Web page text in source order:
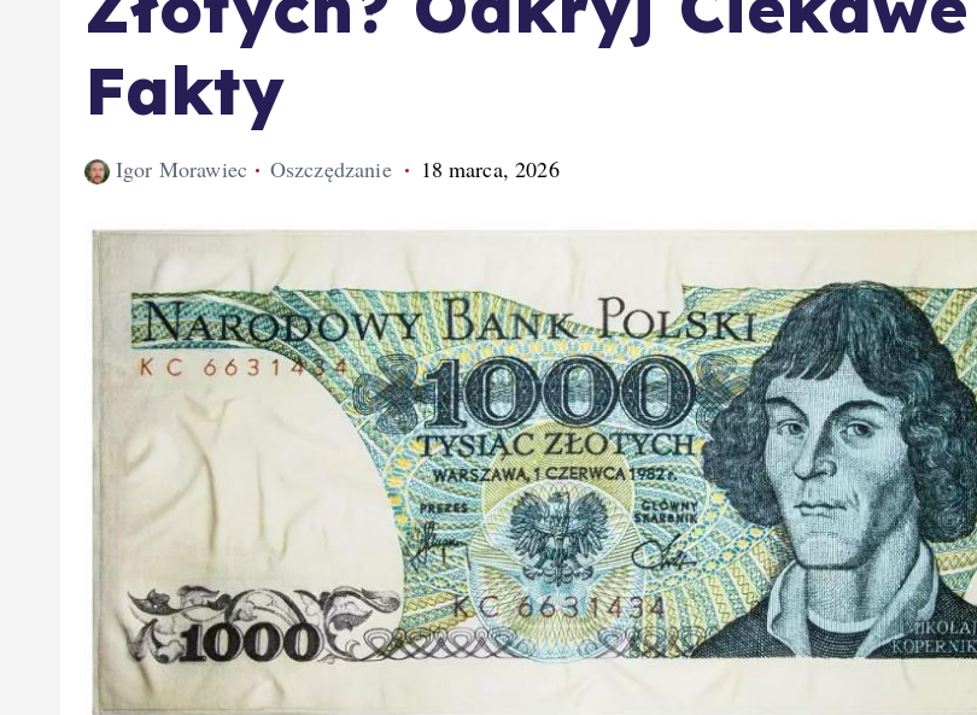
Fakty
Igor Morawiec Oszczędzanie 18 marca, 2026